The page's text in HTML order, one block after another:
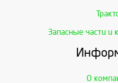
Запасные части
О